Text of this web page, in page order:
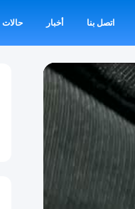
اتصل بنا أخبار حالات